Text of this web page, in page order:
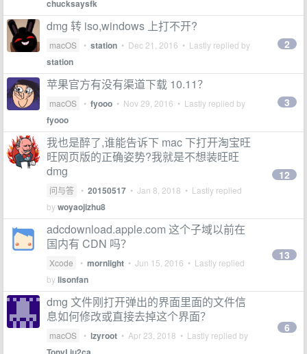
chucksaysfk
dmg 转 iso,windows 上打不开?
macOS • station • Dec 21, 2016 • Lastly replied by
station
2
苹果官方有没有渠道下载 10.11？
macOS • fyooo • Nov 29, 2016 • Lastly replied by
fyooo
3
我也是醉了,谁能告诉下 mac 下打开淘宝旺
旺网页版的正确姿势?我就是不想装旺旺
dmg
问与答 • 20150517 • Jan 8, 2018 • Lastly replied
bywoyaojizhu8
12
adcdownload.apple.com 这个子域以前在
国内有 CDN 吗？
Xcode • mornlight • Jun 15, 2016 • Lastly replied
bylisonfan
13
dmg 文件刚打开弹出的界面里面的文件信
息如何修改或直接去掉这个界面？
macOS • lzyroot • Apr 23, 2018 • Lastly replied by
6